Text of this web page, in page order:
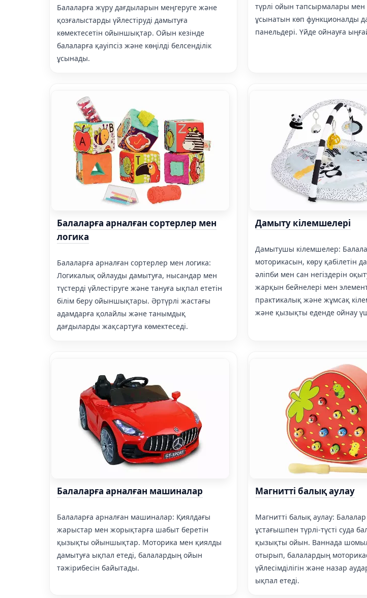
Балаларға жүру дағдыларын меңгеруге және
қозғалыстарды үйлестіруді дамытуға
көмектесетін ойыншықтар. Ойын кезінде
балаларға қауіпсіз және көңілді белсенділік
ұсынады.
түрлі ойын тапсырмалары мен
ұсынатын көп функционалды
панельдері. Үйде ойнауға
Балаларға арналған сортерлер мен
логика
Балаларға арналған сортерлер мен логика:
Логикалық ойлауды дамытуға, нысандар мен
түстерді үйлестіруге және тануға ықпал ететін
білім беру ойыншықтары. Әртүрлі жастағы
адамдарға қолайлы және танымдық
дағдыларды жақсартуға көмектеседі.
Дамыту кілемшелері
Дамытушы кілемшелер:
моторикасын, көру қабілетін
әліпби мен сан негіздерін
жарқын бейнелері мен
практикалық және жұмсақ
және қызықты еденде ойнау
Балаларға арналған машиналар
Балаларға арналған машиналар: Қиялдағы
жарыстар мен жорықтарға шабыт беретін
қызықты ойыншықтар. Моторика мен қиялды
дамытуға ықпал етеді, балалардың ойын
тәжірибесін байытады.
Магнитті балық аулау
Магнитті балық аулау: Балалар
ұстағышпен түрлі-түсті суда
қызықты ойын. Ваннада
отырып, балалардың
үйлесімділігін және назар
ықпал етеді.